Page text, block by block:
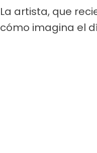
La artista, que
cómo imagina el